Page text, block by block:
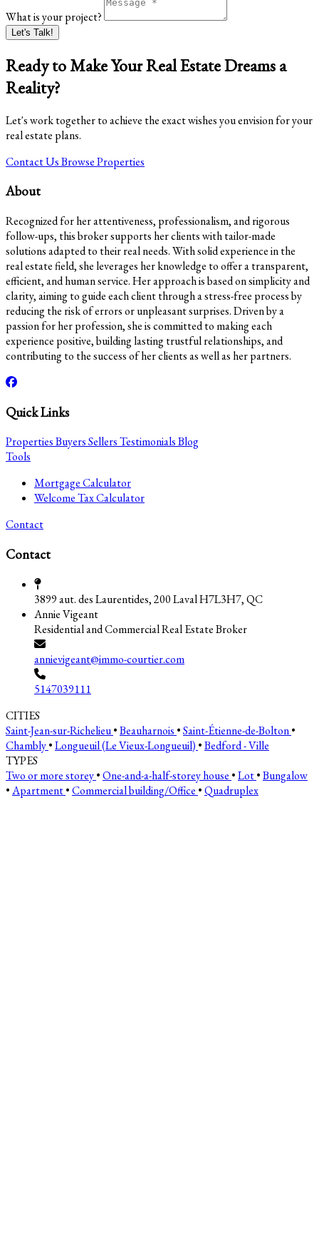
What is your project?
Let's Talk!
Ready to Make Your Real Estate Dreams a
Reality?
Let's work together to achieve the exact wishes you envision for your
real estate plans.
Contact UsBrowse Properties
About
Recognized for her attentiveness, professionalism, and rigorous
follow-ups, this broker supports her clients with tailor-made
solutions adapted to their real needs. With solid experience in the
real estate field, she leverages her knowledge to offer a transparent,
efficient, and human service. Her approach is based on simplicity and
clarity, aiming to guide each client through a stress-free process by
reducing the risk of errors or unpleasant surprises. Driven by a
passion for her profession, she is committed to making each
experience positive, building lasting trustful relationships, and
contributing to the success of her clients as well as her partners.
Quick Links
PropertiesBuyersSellersTestimonialsBlog
Tools
Mortgage Calculator
Welcome Tax Calculator
Contact
Contact
3899 aut. des Laurentides, 200 Laval H7L3H7, QC
Annie Vigeant
Residential and Commercial Real Estate Broker
annievigeant@immo-courtier.com
5147039111
CITIES
Saint-Jean-sur-Richelieu•Beauharnois •Saint-Étienne-de-Bolton•
Chambly•Longueuil (Le Vieux-Longueuil) •Bedford - Ville
TYPES
Two or more storey•One-and-a-half-storey house •Lot•Bungalow
•Apartment•Commercial building/Office •Quadruplex